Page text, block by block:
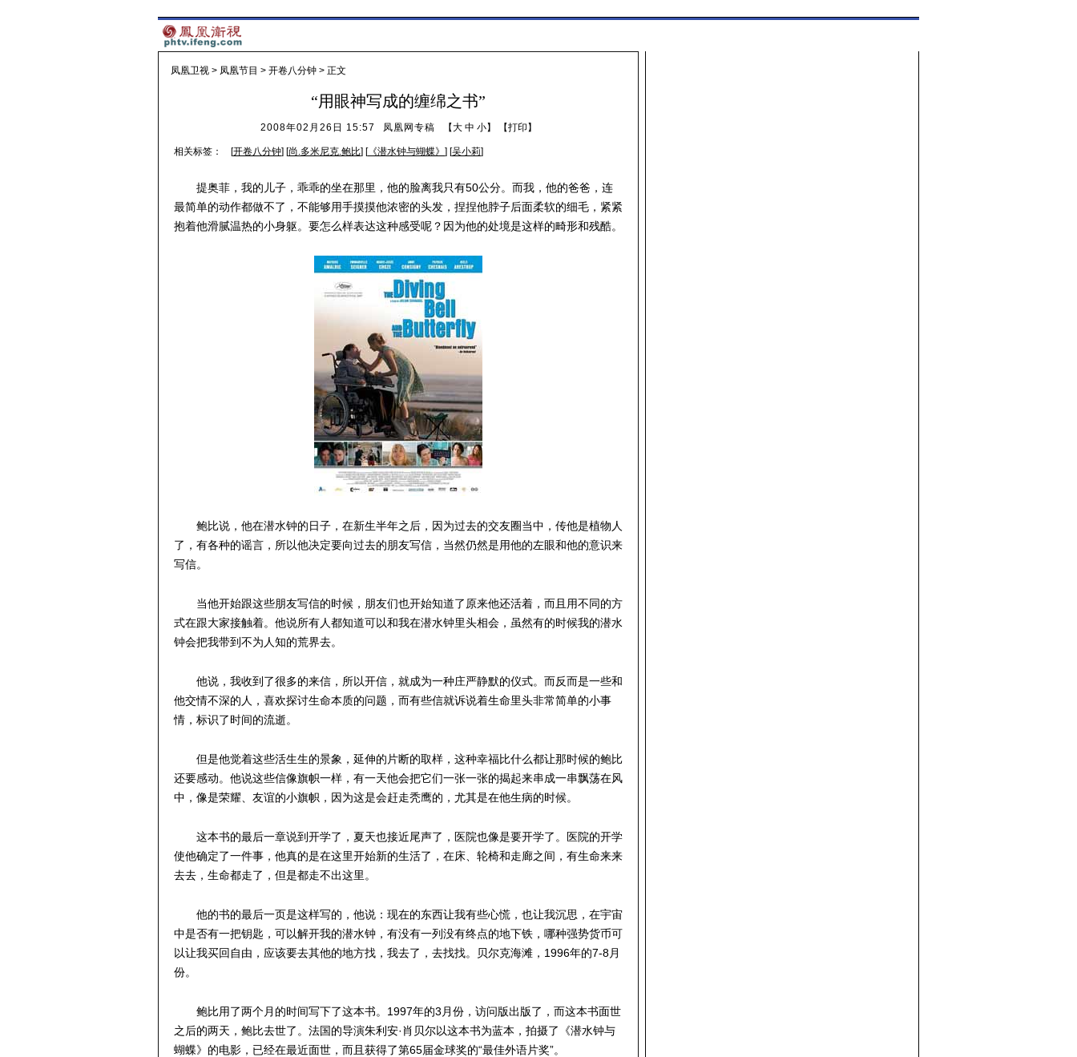
凤凰卫视 > 凤凰节目 > 开卷八分钟 > 正文
“用眼神写成的缠绵之书”
2008年02月26日 15:57 凤凰网专稿 【大 中 小】 【打印 】
相关标签： [开卷八分钟] [尚.多米尼克.鲍比] [《潜水钟与蝴蝶》 ] [吴小莉]
提奥菲，我的儿子，乖乖的坐在那里，他的脸离我只有50公分。而我，他的爸爸，连
最简单的动作都做不了，不能够用手摸摸他浓密的头发，捏捏他脖子后面柔软的细毛，紧紧
抱着他滑腻温热的小身躯。要怎么样表达这种感受呢？因为他的处境是这样的畸形和残酷。
鲍比说，他在潜水钟的日子，在新生半年之后，因为过去的交友圈当中，传他是植物人
了，有各种的谣言，所以他决定要向过去的朋友写信，当然仍然是用他的左眼和他的意识来
写信。
当他开始跟这些朋友写信的时候，朋友们也开始知道了原来他还活着，而且用不同的方
式在跟大家接触着。他说所有人都知道可以和我在潜水钟里头相会，虽然有的时候我的潜水
钟会把我带到不为人知的荒界去。
他说，我收到了很多的来信，所以开信，就成为一种庄严静默的仪式。而反而是一些和
他交情不深的人，喜欢探讨生命本质的问题，而有些信就诉说着生命里头非常简单的小事
情，标识了时间的流逝。
但是他觉着这些活生生的景象，延伸的片断的取样，这种幸福比什么都让那时候的鲍比
还要感动。他说这些信像旗帜一样，有一天他会把它们一张一张的揭起来串成一串飘荡在风
中，像是荣耀、友谊的小旗帜，因为这是会赶走秃鹰的，尤其是在他生病的时候。
这本书的最后一章说到开学了，夏天也接近尾声了，医院也像是要开学了。医院的开学
使他确定了一件事，他真的是在这里开始新的生活了，在床、轮椅和走廊之间，有生命来来
去去，生命都走了，但是都走不出这里。
他的书的最后一页是这样写的，他说：现在的东西让我有些心慌，也让我沉思，在宇宙
中是否有一把钥匙，可以解开我的潜水钟，有没有一列没有终点的地下铁，哪种强势货币可
以让我买回自由，应该要去其他的地方找，我去了，去找找。贝尔克海滩，1996年的7-8月
份。
鲍比用了两个月的时间写下了这本书。1997年的3月份，访问版出版了，而这本书面世
之后的两天，鲍比去世了。法国的导演朱利安·肖贝尔以这本书为蓝本，拍摄了《潜水钟与
蝴蝶》的电影，已经在最近面世，而且获得了第65届金球奖的“最佳外语片奖”。